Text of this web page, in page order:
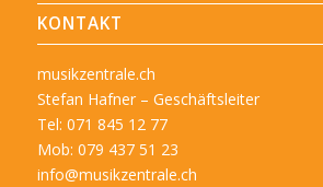
KONTAKT
musikzentrale.ch
Stefan Hafner – Geschäftsleiter
Tel: 071 845 12 77
Mob: 079 437 51 23
info@musikzentrale.ch